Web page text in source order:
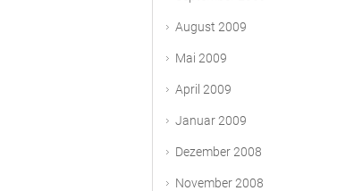
August 2009
Mai 2009
April 2009
Januar 2009
Dezember 2008
November 2008